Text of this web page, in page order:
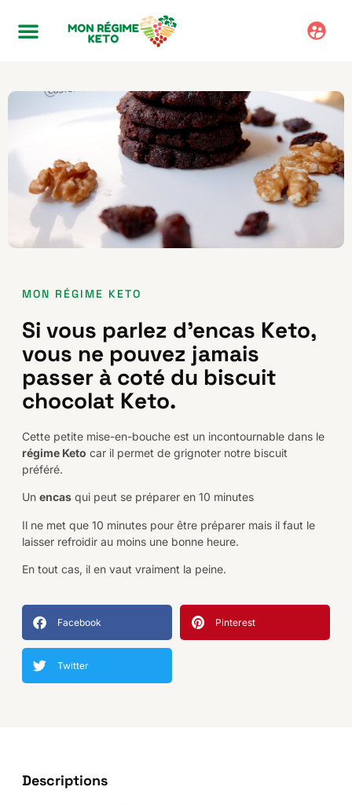
MON RÉGIME KETO
Si vous parlez d’encas Keto,
vous ne pouvez jamais
passer à coté du biscuit
chocolat Keto.
Cette petite mise-en-bouche est un incontournable dans le
régime Keto car il permet de grignoter notre biscuit
préféré.
Un encas qui peut se préparer en 10 minutes
Il ne met que 10 minutes pour être préparer mais il faut le
laisser refroidir au moins une bonne heure.
En tout cas, il en vaut vraiment la peine.
Facebook Pinterest
Twitter
Descriptions